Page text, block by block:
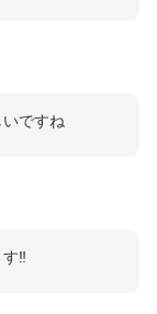
ですね
‼️